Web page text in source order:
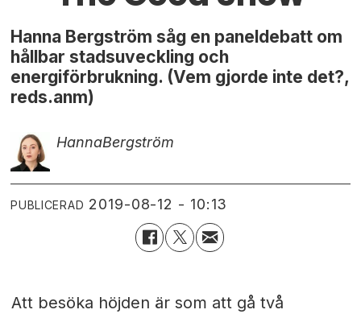
Hanna Bergström såg en paneldebatt om
hållbar stadsuveckling och
energiförbrukning. (Vem gjorde inte det?,
reds.anm)
HannaBergström
PUBLICERAD 2019-08-12 - 10:13
Att besöka höjden är som att gå två